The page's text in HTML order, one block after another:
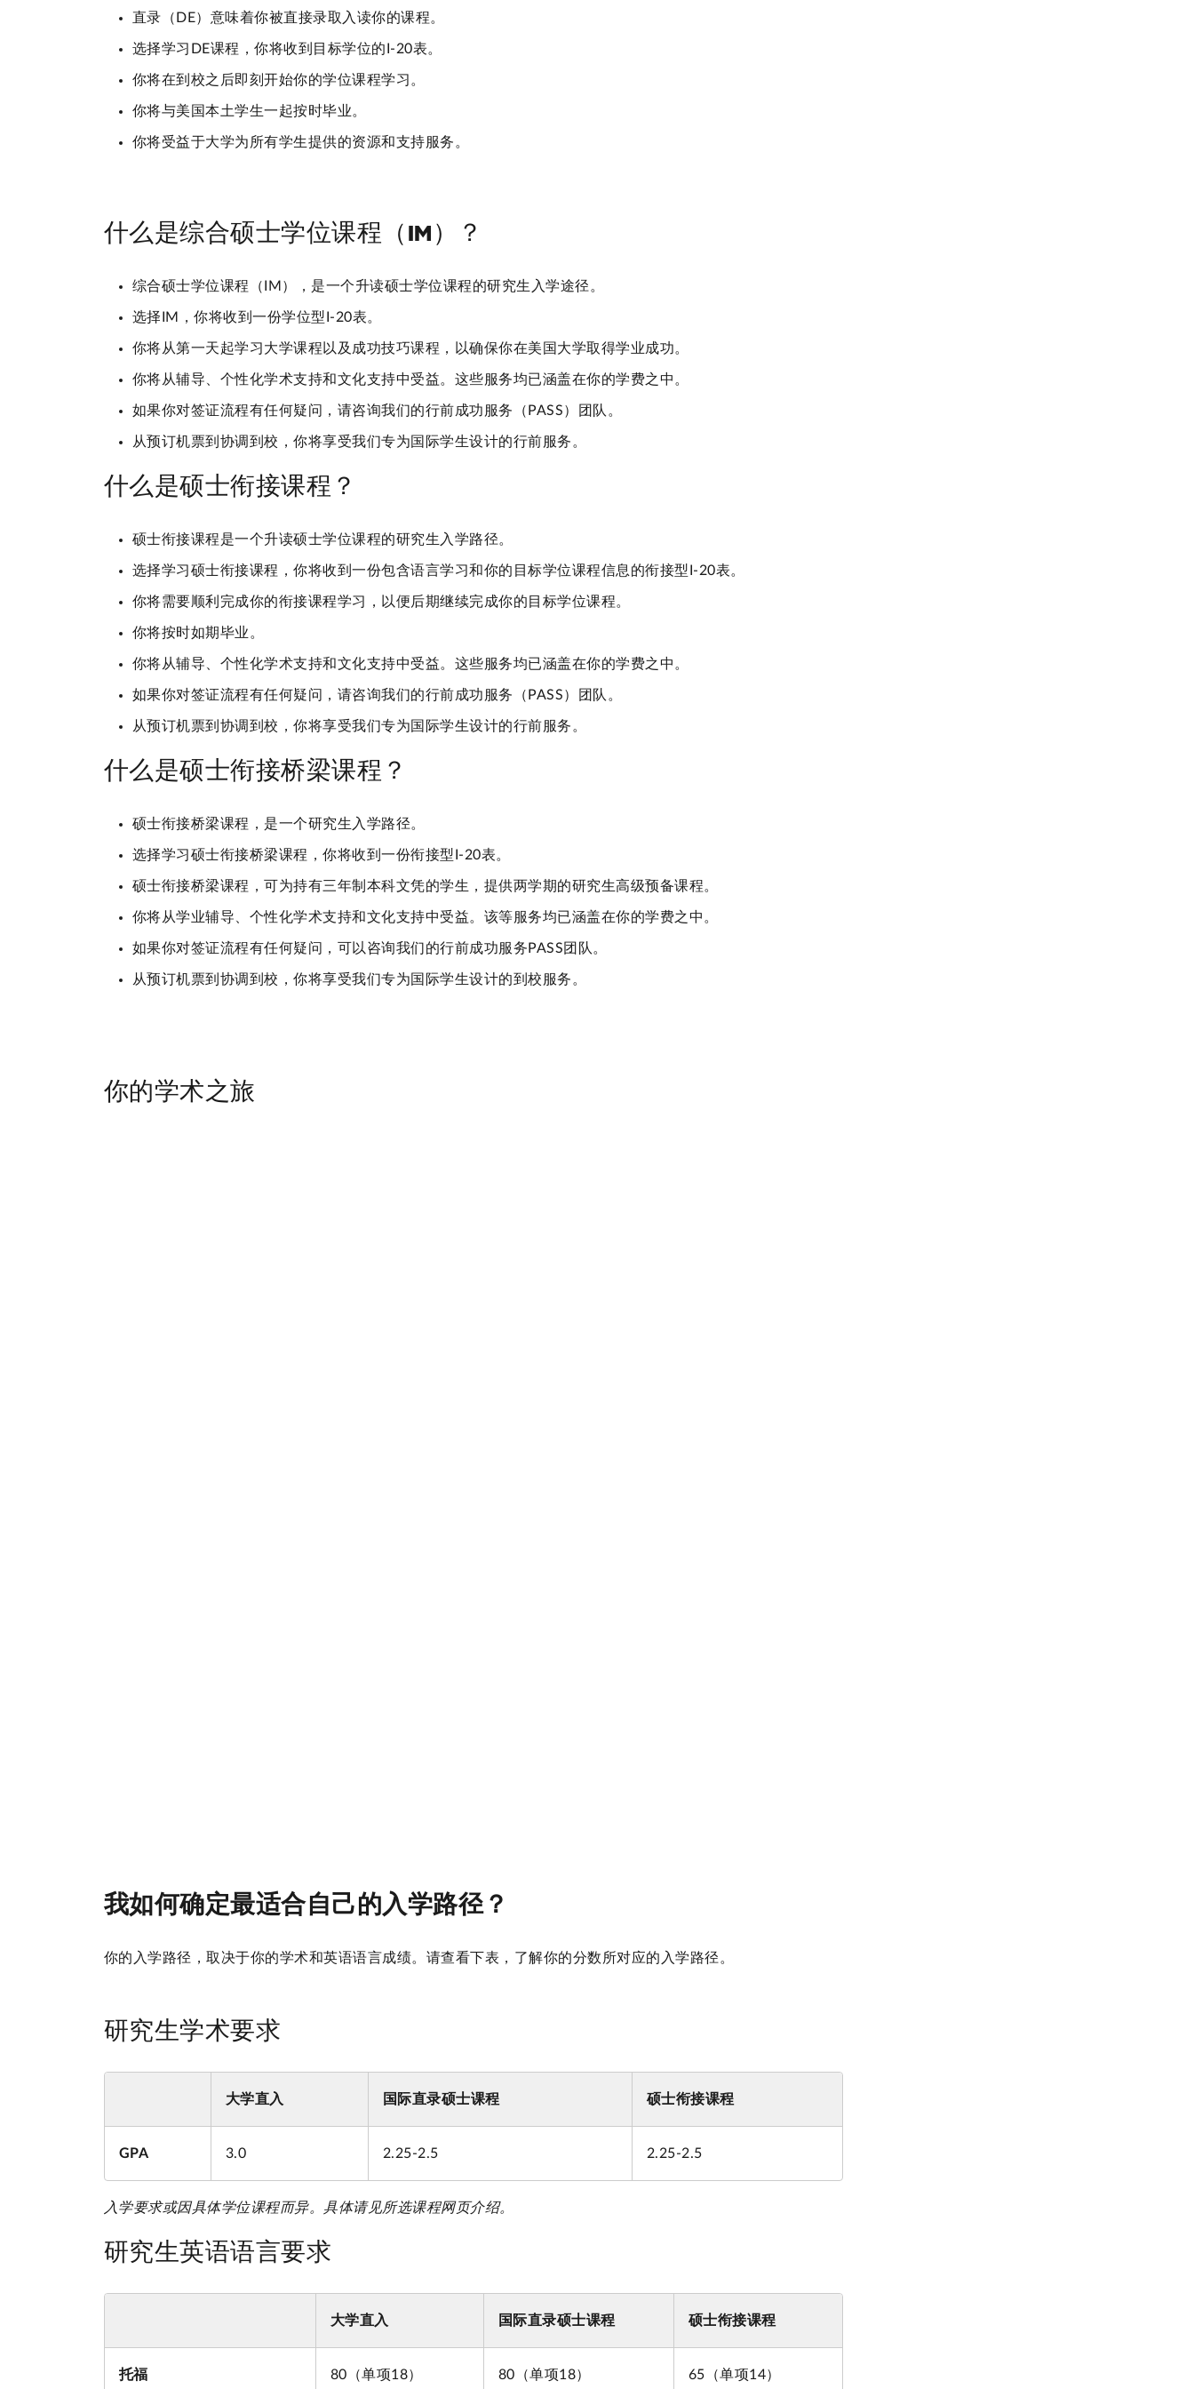
直录（DE）意味着你被直接录取入读你的课程。
选择学习DE课程，你将收到目标学位的I-20表。
你将在到校之后即刻开始你的学位课程学习。
你将与美国本土学生一起按时毕业。
你将受益于大学为所有学生提供的资源和支持服务。
什么是综合硕士学位课程（IM）？
综合硕士学位课程（IM），是一个升读硕士学位课程的研究生入学途径。
选择IM，你将收到一份学位型I-20表。
你将从第一天起学习大学课程以及成功技巧课程，以确保你在美国大学取得学业成功。
你将从辅导、个性化学术支持和文化支持中受益。这些服务均已涵盖在你的学费之中。
如果你对签证流程有任何疑问，请咨询我们的行前成功服务（PASS）团队。
从预订机票到协调到校，你将享受我们专为国际学生设计的行前服务。
什么是硕士衔接课程？
硕士衔接课程是一个升读硕士学位课程的研究生入学路径。
选择学习硕士衔接课程，你将收到一份包含语言学习和你的目标学位课程信息的衔接型I-20表。
你将需要顺利完成你的衔接课程学习，以便后期继续完成你的目标学位课程。
你将按时如期毕业。
你将从辅导、个性化学术支持和文化支持中受益。这些服务均已涵盖在你的学费之中。
如果你对签证流程有任何疑问，请咨询我们的行前成功服务（PASS）团队。
从预订机票到协调到校，你将享受我们专为国际学生设计的行前服务。
什么是硕士衔接桥梁课程？
硕士衔接桥梁课程，是一个研究生入学路径。
选择学习硕士衔接桥梁课程，你将收到一份衔接型I-20表。
硕士衔接桥梁课程，可为持有三年制本科文凭的学生，提供两学期的研究生高级预备课程。
你将从学业辅导、个性化学术支持和文化支持中受益。该等服务均已涵盖在你的学费之中。
如果你对签证流程有任何疑问，可以咨询我们的行前成功服务PASS团队。
从预订机票到协调到校，你将享受我们专为国际学生设计的到校服务。
你的学术之旅
我如何确定最适合自己的入学路径？
你的入学路径，取决于你的学术和英语语言成绩。请查看下表，了解你的分数所对应的入学路径。
研究生学术要求
大学直入 国际直录硕士课程 硕士衔接课程
GPA 3.0 2.25-2.5 2.25-2.5
入学要求或因具体学位课程而异。具体请见所选课程网页介绍。
研究生英语语言要求
大学直入 国际直录硕士课程 硕士衔接课程
托福 80（单项18） 80（单项18） 65（单项14）